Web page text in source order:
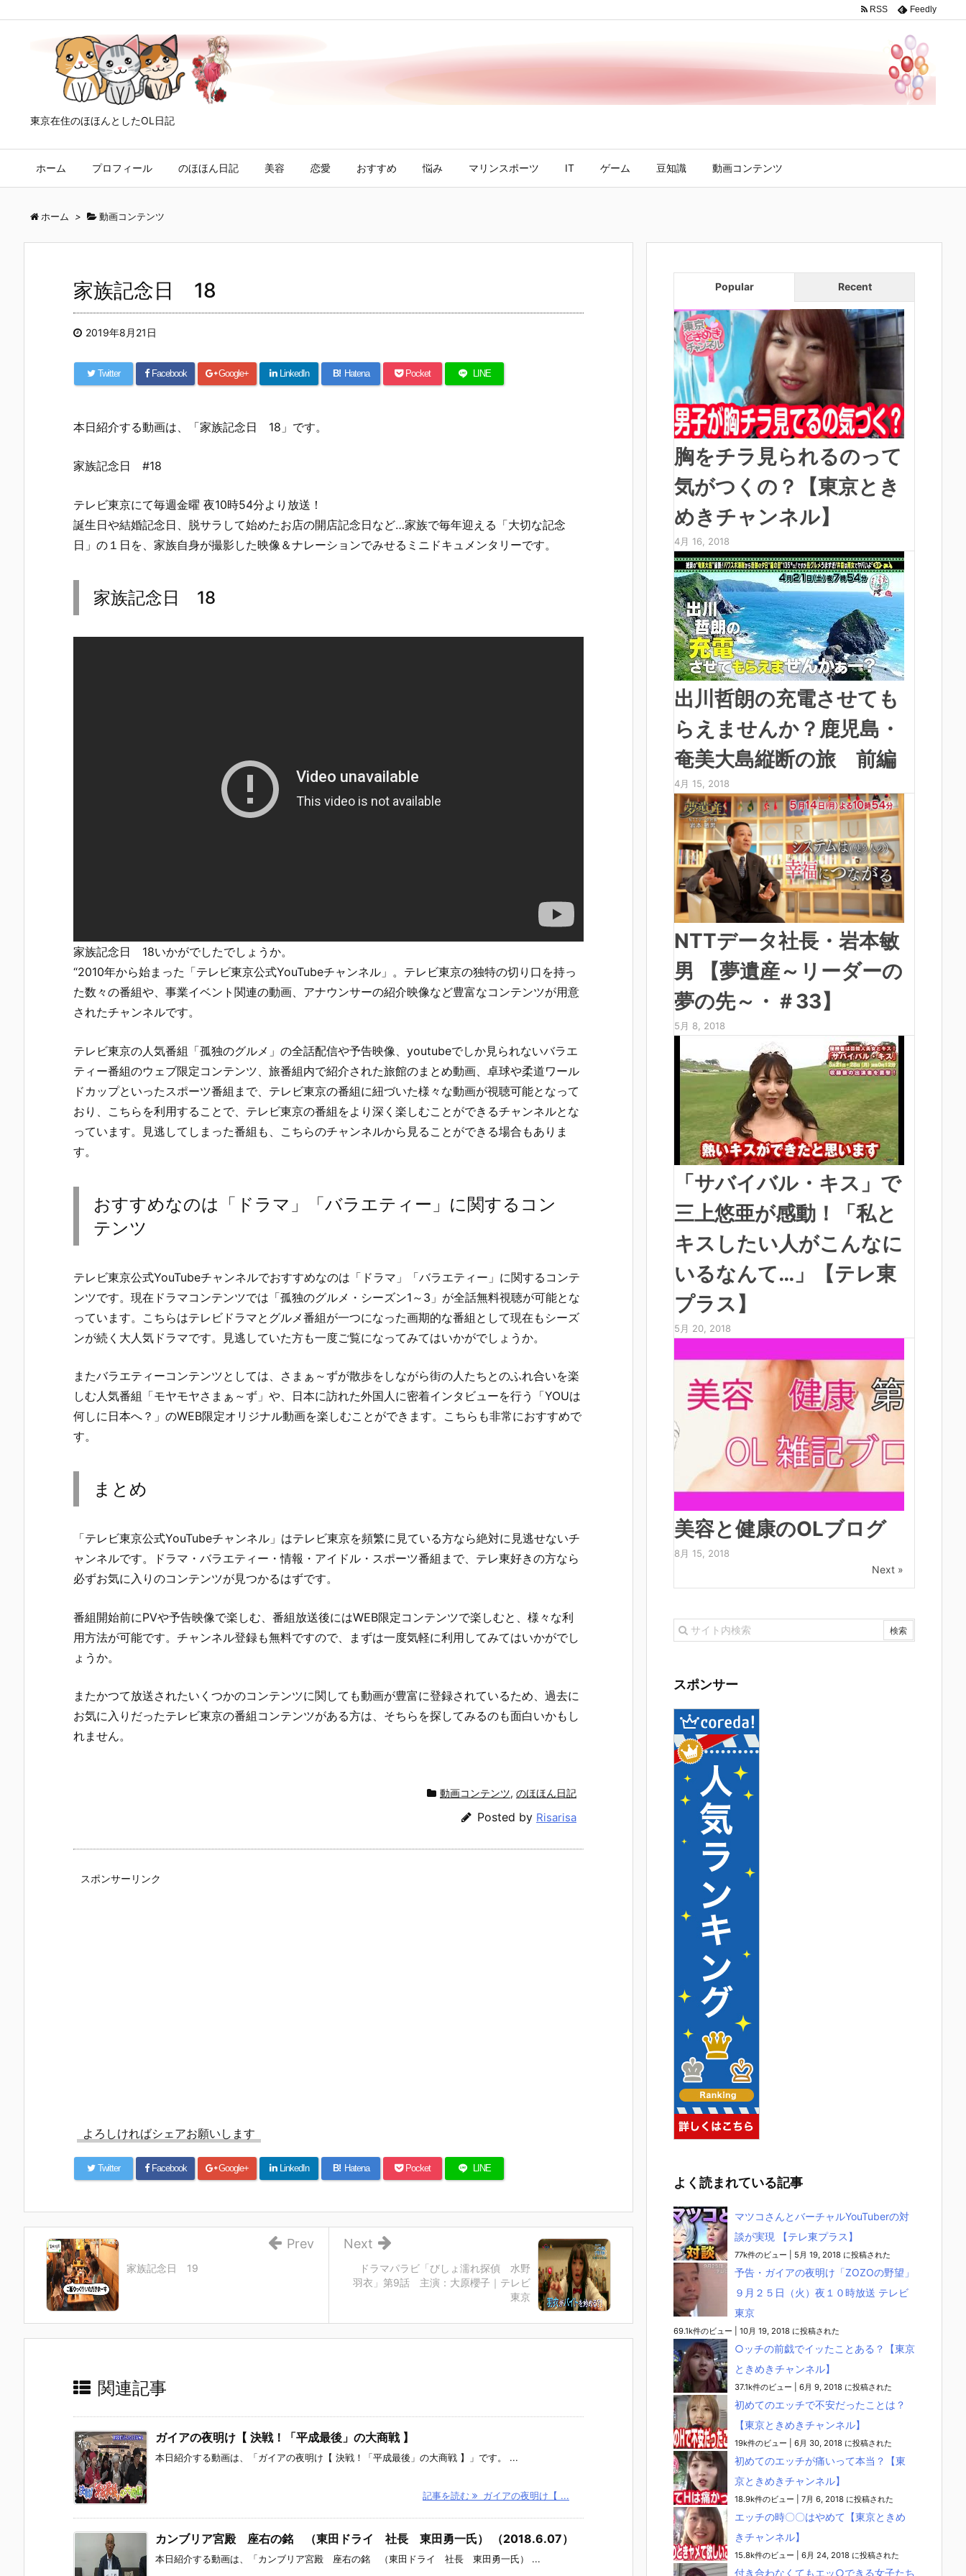
東京在住のほほんとしたOL日記
ホーム プロフィール のほほん日記 美容 恋愛 おすすめ 悩み マリンスポーツ IT ゲーム 豆知識 動画コンテンツ
RSS Feedly
ホーム > 動画コンテンツ
家族記念日 18
2019年8月21日
Twitter Facebook Google+ LinkedIn B! Hatena Pocket LINE
本日紹介する動画は、「家族記念日 18」です。
家族記念日 #18
テレビ東京にて毎週金曜 夜10時54分より放送！
誕生日や結婚記念日、脱サラして始めたお店の開店記念日など…家族で毎年迎える「大切な記念
日」の１日を、家族自身が撮影した映像＆ナレーションでみせるミニドキュメンタリーです。
家族記念日 18
家族記念日 18いかがでしたでしょうか。
“2010年から始まった「テレビ東京公式YouTubeチャンネル」。テレビ東京の独特の切り口を持っ
た数々の番組や、事業イベント関連の動画、アナウンサーの紹介映像など豊富なコンテンツが用意
されたチャンネルです。
テレビ東京の人気番組「孤独のグルメ」の全話配信や予告映像、youtubeでしか見られないバラエ
ティー番組のウェブ限定コンテンツ、旅番組内で紹介された旅館のまとめ動画、卓球や柔道ワール
ドカップといったスポーツ番組まで、テレビ東京の番組に紐づいた様々な動画が視聴可能となって
おり、こちらを利用することで、テレビ東京の番組をより深く楽しむことができるチャンネルとな
っています。見逃してしまった番組も、こちらのチャンネルから見ることができる場合もありま
す。
おすすめなのは「ドラマ」「バラエティー」に関するコン
テンツ
テレビ東京公式YouTubeチャンネルでおすすめなのは「ドラマ」「バラエティー」に関するコンテ
ンツです。現在ドラマコンテンツでは「孤独のグルメ・シーズン1～3」が全話無料視聴が可能とな
っています。こちらはテレビドラマとグルメ番組が一つになった画期的な番組として現在もシーズ
ンが続く大人気ドラマです。見逃していた方も一度ご覧になってみてはいかがでしょうか。
またバラエティーコンテンツとしては、さまぁ～ずが散歩をしながら街の人たちとのふれ合いを楽
しむ人気番組「モヤモヤさまぁ～ず」や、日本に訪れた外国人に密着インタビューを行う「YOUは
何しに日本へ？」のWEB限定オリジナル動画を楽しむことができます。こちらも非常におすすめで
す。
まとめ
「テレビ東京公式YouTubeチャンネル」はテレビ東京を頻繁に見ている方なら絶対に見逃せないチ
ャンネルです。ドラマ・バラエティー・情報・アイドル・スポーツ番組まで、テレ東好きの方なら
必ずお気に入りのコンテンツが見つかるはずです。
番組開始前にPVや予告映像で楽しむ、番組放送後にはWEB限定コンテンツで楽しむと、様々な利
用方法が可能です。チャンネル登録も無料ですので、まずは一度気軽に利用してみてはいかがでし
ょうか。
またかつて放送されたいくつかのコンテンツに関しても動画が豊富に登録されているため、過去に
お気に入りだったテレビ東京の番組コンテンツがある方は、そちらを探してみるのも面白いかもし
れません。
動画コンテンツ, のほほん日記
Posted by Risarisa
スポンサーリンク
よろしければシェアお願いします
Twitter Facebook Google+ LinkedIn B! Hatena Pocket LINE
ドラマパラビ「びしょ濡れ探偵 水野
羽衣」第9話 主演：大原櫻子｜テレビ
東京
Next
家族記念日 19
Prev
関連記事
ガイアの夜明け【 決戦！「平成最後」の大商戦 】
本日紹介する動画は、「ガイアの夜明け【 決戦！「平成最後」の大商戦 】」です。 ...
記事を読む ガイアの夜明け【 ...
カンブリア宮殿 座右の銘 （東田ドライ 社長 東田勇一氏） （2018.6.07）
本日紹介する動画は、「カンブリア宮殿 座右の銘 （東田ドライ 社長 東田勇一氏） ...
Popular Recent
胸をチラ見られるのって
気がつくの？【東京とき
めきチャンネル】
4月 16, 2018
出川哲朗の充電させても
らえませんか？鹿児島・
奄美大島縦断の旅 前編
4月 15, 2018
NTTデータ社長・岩本敏
男 【夢遺産～リーダーの
夢の先～・＃33】
5月 8, 2018
「サバイバル・キス」で
三上悠亜が感動！「私と
キスしたい人がこんなに
いるなんて…」【テレ東
プラス】
5月 20, 2018
美容と健康のOLブログ
8月 15, 2018
Next »
スポンサー
よく読まれている記事
マツコさんとバーチャルYouTuberの対
談が実現 【テレ東プラス】
77k件のビュー 5月 19, 2018 に投稿された
予告・ガイアの夜明け「ZOZOの野望」
９月２５日（火）夜１０時放送 テレビ
東京
69.1k件のビュー 10月 19, 2018 に投稿された
○ッチの前戯でイッたことある？【東京
ときめきチャンネル】
37.1k件のビュー 6月 9, 2018 に投稿された
初めてのエッチで不安だったことは？
【東京ときめきチャンネル】
19k件のビュー 6月 30, 2018 に投稿された
初めてのエッチが痛いって本当？【東
京ときめきチャンネル】
18.9k件のビュー 7月 6, 2018 に投稿された
エッチの時〇〇はやめて【東京ときめ
きチャンネル】
15.8k件のビュー 6月 24, 2018 に投稿された
付き合わなくてもエッ○できる女子たち